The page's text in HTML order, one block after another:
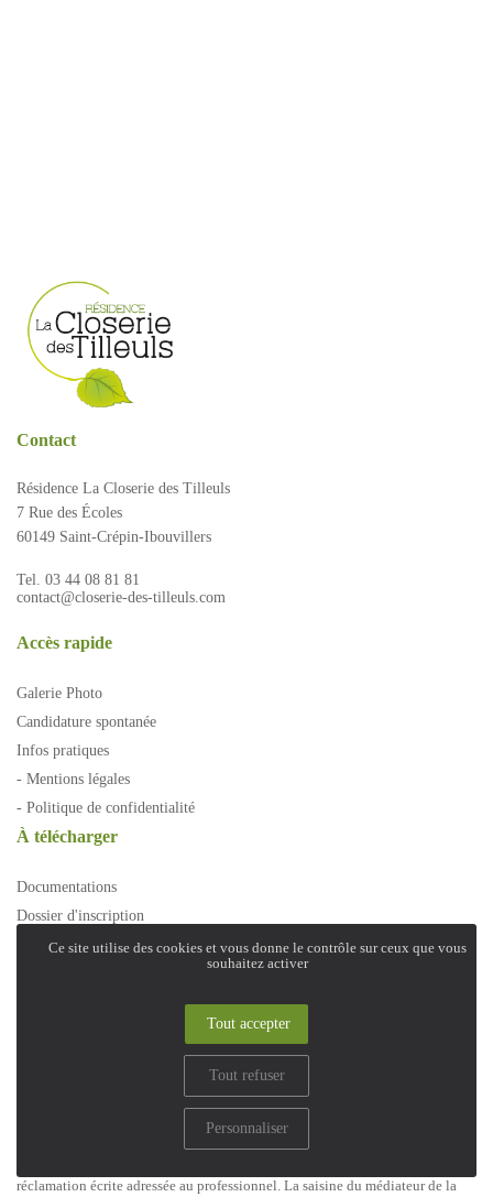
Démarches d'admission
Les aides financières
Contact
Résidence La Closerie des Tilleuls
7 Rue des Écoles
60149 Saint-Crépin-Ibouvillers
Tel. 03 44 08 81 81
contact@closerie-des-tilleuls.com
Accès rapide
Galerie Photo
Candidature spontanée
Infos pratiques
- Mentions légales
- Politique de confidentialité
À télécharger
Documentations
Dossier d'inscription
Charte des droits et libertés de la
Charte des droits et libertés de la
s’efforceront de trouver une solution amiable. À défaut d’accord amiable, le
consommateur a la possibilité de saisir gratuitement le médiateur de la
consommation dont relève le professionnel, à savoir l’Association des
réclamation écrite adressée au professionnel. La saisine du médiateur de la
Ce site utilise des cookies et vous donne le contrôle sur ceux que vous
souhaitez activer
Tout accepter
Tout refuser
Personnaliser